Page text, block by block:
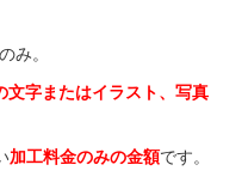
のみ。
文字またはイラスト、写真
加工料金のみの金額です。